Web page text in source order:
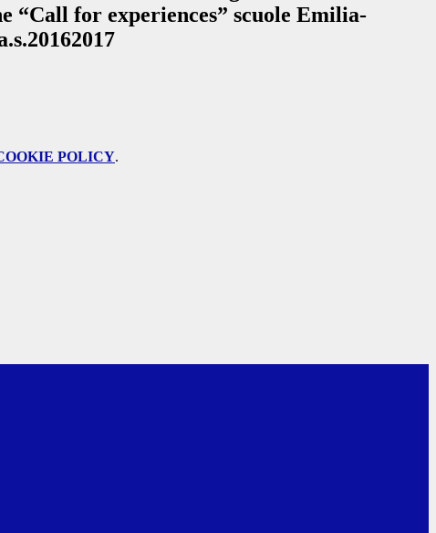
“Call for experiences” scuole Emilia-
POLICY.